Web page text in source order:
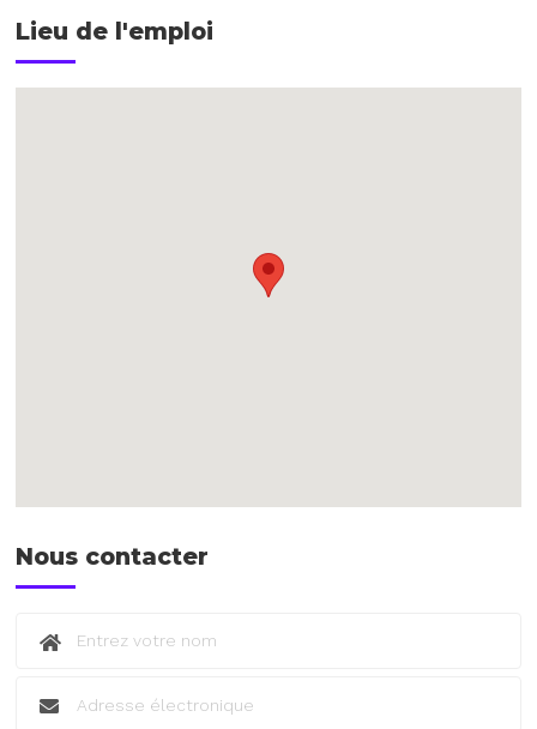
Lieu de l'emploi
Nous contacter